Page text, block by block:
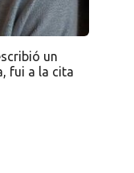
un
fui a la cita